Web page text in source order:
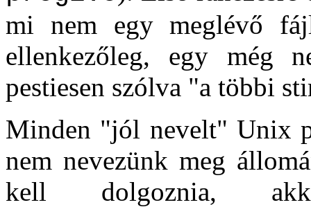
mi nem egy meglévő
ellenkezőleg, egy még
pestiesen szólva "a többi
Minden "jól nevelt" Unix
nem nevezünk meg
kell dolgoznia,